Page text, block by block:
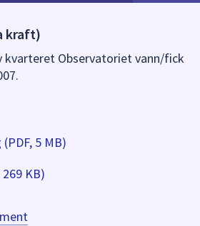
kraft)
kvarteret Observatoriet vann/fick
5 MB)
KB)